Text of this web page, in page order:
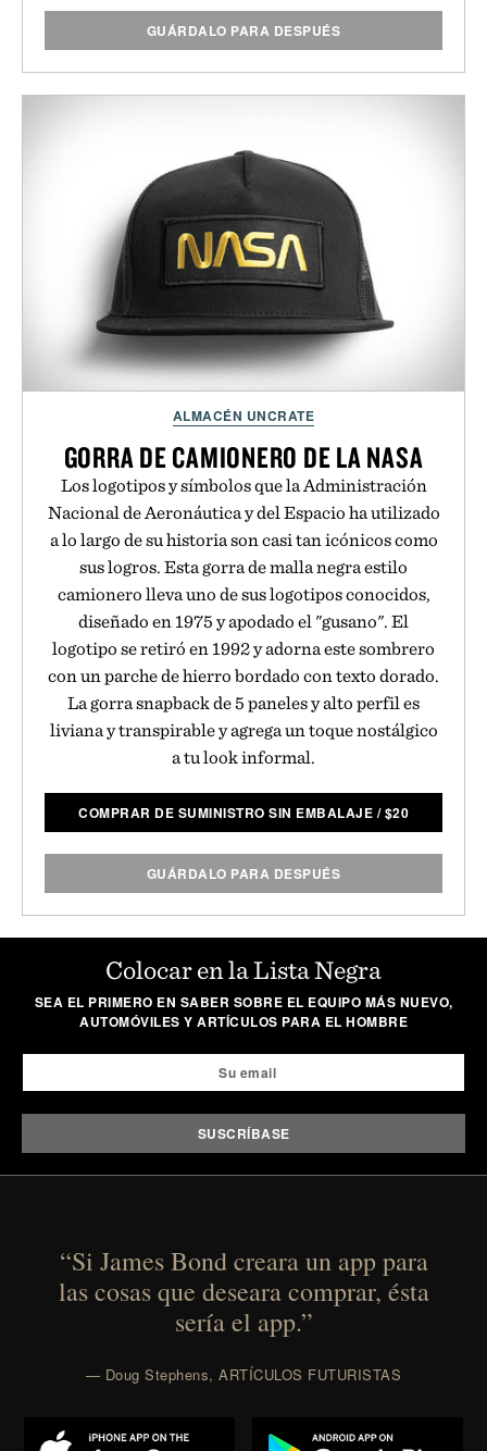
GUÁRDALO PARA DESPUÉS
ALMACÉN UNCRATE
GORRA DE CAMIONERO DE LA NASA
Los logotipos y símbolos que la Administración
Nacional de Aeronáutica y del Espacio ha utilizado
a lo largo de su historia son casi tan icónicos como
sus logros. Esta gorra de malla negra estilo
camionero lleva uno de sus logotipos conocidos,
diseñado en 1975 y apodado el "gusano". El
logotipo se retiró en 1992 y adorna este sombrero
con un parche de hierro bordado con texto dorado.
La gorra snapback de 5 paneles y alto perfil es
liviana y transpirable y agrega un toque nostálgico
a tu look informal.
COMPRAR DE SUMINISTRO SIN EMBALAJE /$20
GUÁRDALO PARA DESPUÉS
Colocar en la Lista Negra
SEA EL PRIMERO EN SABER SOBRE EL EQUIPO MÁS NUEVO,
AUTOMÓVILES Y ARTÍCULOS PARA EL HOMBRE
“Si James Bond creara un app para
las cosas que deseara comprar, ésta
sería el app.”
— Doug Stephens, ARTÍCULOS FUTURISTAS